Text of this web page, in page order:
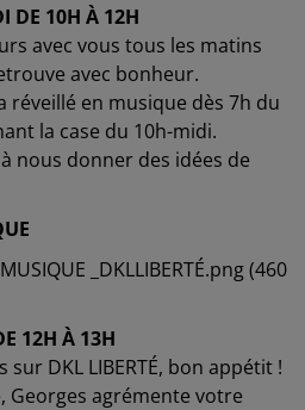
DE 10H À 12H
avec vous tous les matins
avec bonheur.
réveillé en musique dès 7h du
la case du 10h-midi.
nous donner des idées de
12H À 13H
sur DKL LIBERTÉ, bon appétit !
Georges agrémente votre